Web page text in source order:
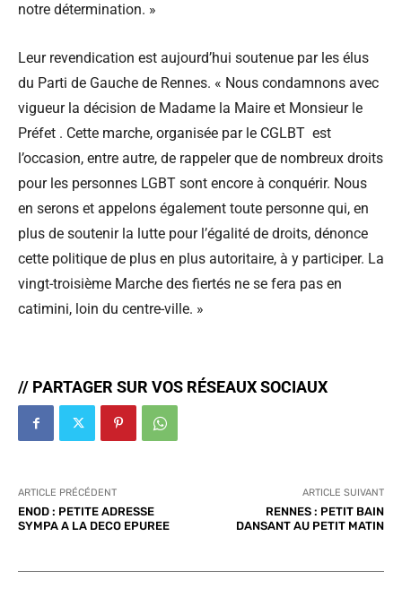
notre détermination. »
Leur revendication est aujourd’hui soutenue par les élus
du Parti de Gauche de Rennes. « Nous condamnons avec
vigueur la décision de Madame la Maire et Monsieur le
Préfet . Cette marche, organisée par le CGLBT est
l’occasion, entre autre, de rappeler que de nombreux droits
pour les personnes LGBT sont encore à conquérir. Nous
en serons et appelons également toute personne qui, en
plus de soutenir la lutte pour l’égalité de droits, dénonce
cette politique de plus en plus autoritaire, à y participer. La
vingt-troisième Marche des fiertés ne se fera pas en
catimini, loin du centre-ville. »
// PARTAGER SUR VOS RÉSEAUX SOCIAUX
ARTICLE PRÉCÉDENT
ENOD : PETITE ADRESSE
SYMPA A LA DECO EPUREE
ARTICLE SUIVANT
RENNES : PETIT BAIN
DANSANT AU PETIT MATIN